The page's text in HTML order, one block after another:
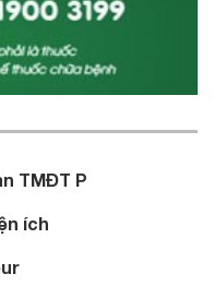
TMĐT P
ích